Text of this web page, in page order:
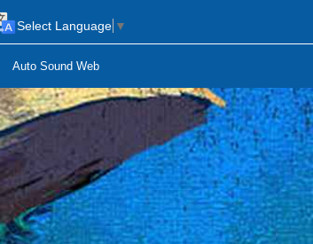
Auto Sound Web
Select Language ▼